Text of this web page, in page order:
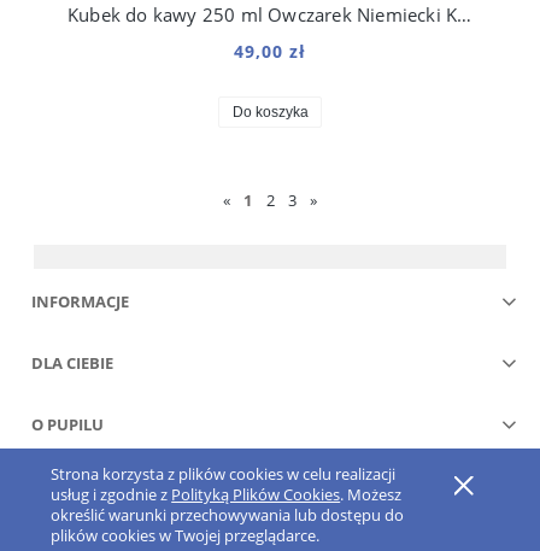
Strona korzysta z plików cookies w celu realizacji
usług i zgodnie z Polityką Plików Cookies. Możesz
określić warunki przechowywania lub dostępu do
plików cookies w Twojej przeglądarce.
Kubek do kawy 250 ml Owczarek Niemiecki Kosmo
49,00 zł
Do koszyka
« 1 2 3 »
INFORMACJE
DLA CIEBIE
O PUPILU
Pokaż pełną wersję strony
Sklep internetowy Shoper.pl